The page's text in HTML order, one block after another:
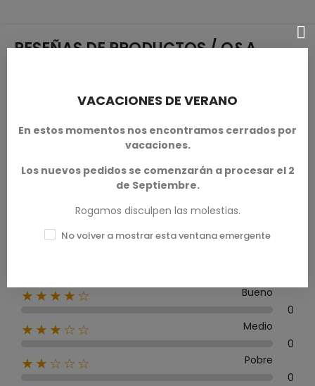
RESEÑAS DE PRODUCTOS / Q&A
0.0
0 Reseña
★★★★☆
Bueno
0
★★★☆☆
Medio
0
★★☆☆☆
Pobre
0
VACACIONES DE VERANO
En estos momentos nos encontramos cerrados por
vacaciones.
Los nuevos pedidos se comenzarán a procesar el 2
de Septiembre.
Rogamos disculpen las molestias.
No volver a mostrar esta ventana emergente